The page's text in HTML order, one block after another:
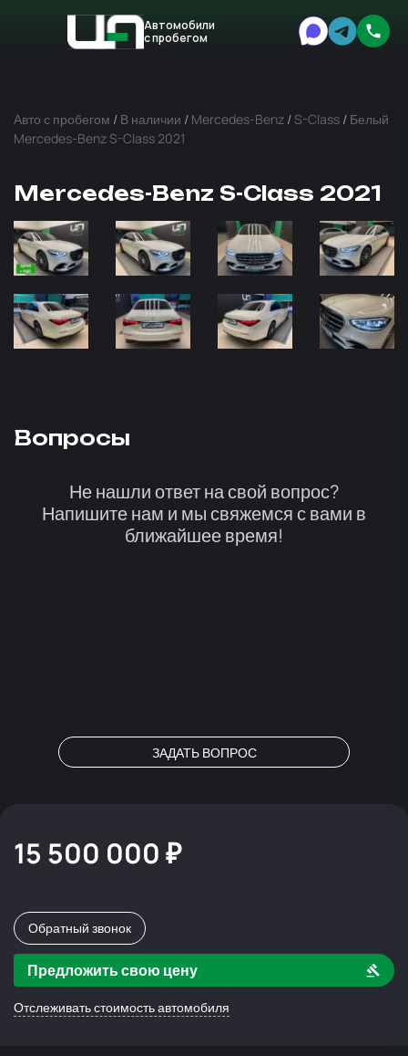
Автомобили
с пробегом
Авто с пробегом / В наличии / Mercedes-Benz /S-Class / Белый
Mercedes-Benz S-Class 2021
Mercedes-Benz S-Class 2021
Вопросы
Не нашли ответ на свой вопрос?
Напишите нам и мы свяжемся с вами в
ближайшее время!
ЗАДАТЬ ВОПРОС
15 500 000 ₽
Обратный звонок
Предложить свою цену
Отслеживать стоимость автомобиля